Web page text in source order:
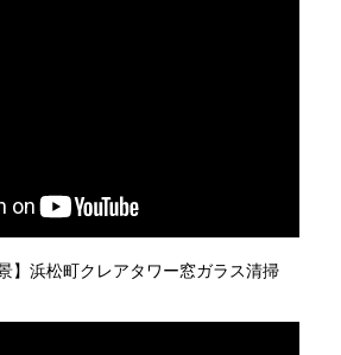
】浜松町クレアタワー窓ガラス清掃